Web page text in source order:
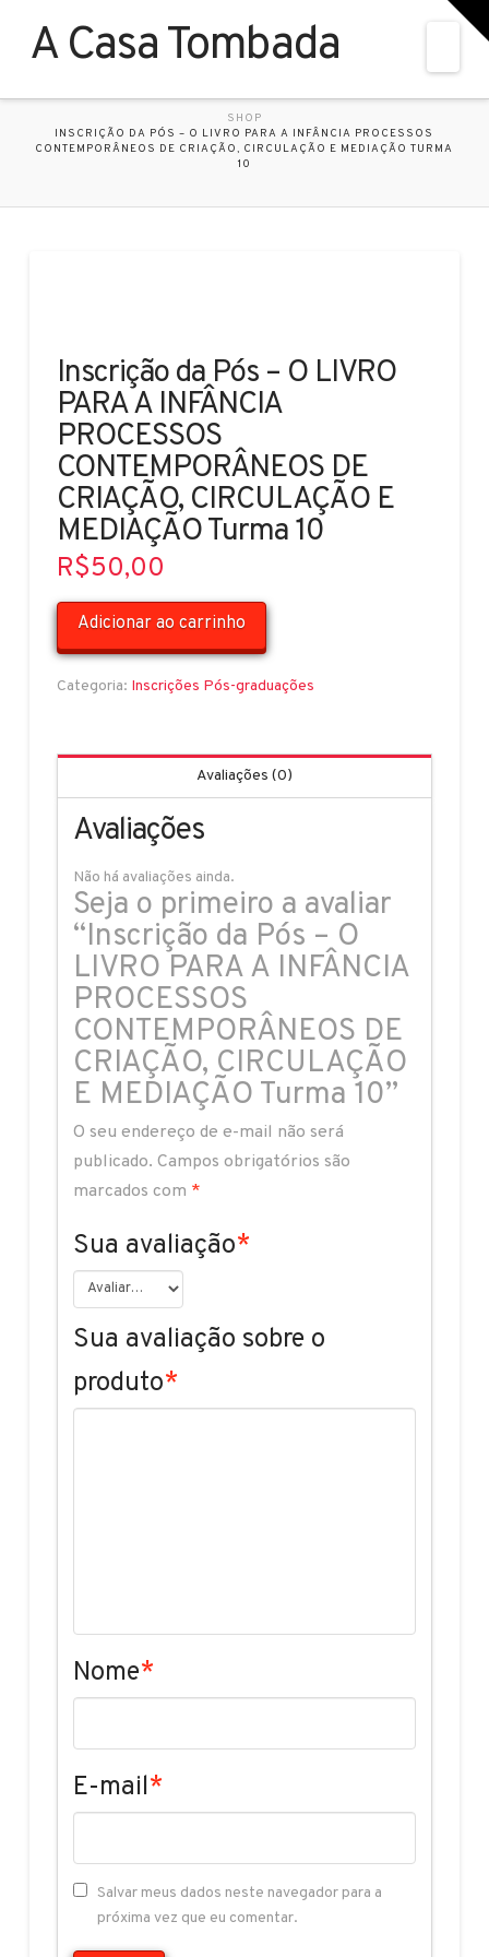
A Casa Tombada
HOME
SHOP
INSCRIÇÃO DA PÓS – O LIVRO PARA A INFÂNCIA PROCESSOS
CONTEMPORÂNEOS DE CRIAÇÃO, CIRCULAÇÃO E MEDIAÇÃO TURMA
10
Inscrição da Pós – O LIVRO
PARA A INFÂNCIA
PROCESSOS
CONTEMPORÂNEOS DE
CRIAÇÃO, CIRCULAÇÃO E
MEDIAÇÃO Turma 10
R$50,00
Inscrição
Pós
–
PARA
INFÂNCIA
PROCESSOS
DE
CRIAÇÃO,
CIRCULAÇÃO
MEDIAÇÃO
Turma
quantidade
Adicionar ao carrinho
Categoria: Inscrições Pós-graduações
Avaliações (0)
Avaliações
Não há avaliações ainda.
Seja o primeiro a avaliar
“Inscrição da Pós – O
LIVRO PARA A INFÂNCIA
PROCESSOS
CONTEMPORÂNEOS DE
CRIAÇÃO, CIRCULAÇÃO
E MEDIAÇÃO Turma 10”
O seu endereço de e-mail não será
publicado. Campos obrigatórios são
marcados com *
Sua avaliação*
Sua avaliação sobre o
produto*
Nome*
E-mail*
Salvar meus dados neste navegador para a
próxima vez que eu comentar.